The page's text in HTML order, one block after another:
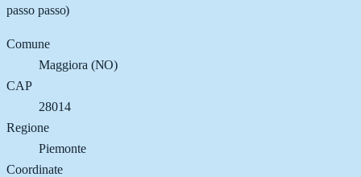
passo passo)
Comune
Maggiora (NO)
CAP
28014
Regione
Piemonte
Coordinate